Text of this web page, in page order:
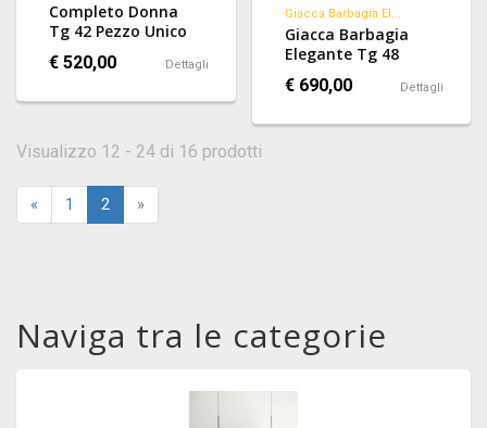
Completo Donna
Tg 42 Pezzo Unico
€ 520,00
Dettagli
Giacca Barbagia El...
Giacca Barbagia
Elegante Tg 48
€ 690,00
Dettagli
Visualizzo 12 - 24 di 16 prodotti
« 1 2 »
Naviga tra le categorie